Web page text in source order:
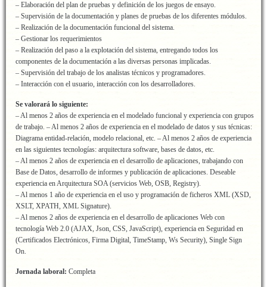
– Elaboración del plan de pruebas y definición de los juegos de ensayo.
– Supervisión de la documentación y planes de pruebas de los diferentes módulos.
– Realización de la documentación funcional del sistema.
– Gestionar los requerimientos
– Realización del paso a la explotación del sistema, entregando todos los
componentes de la documentación a las diversas personas implicadas.
– Supervisión del trabajo de los analistas técnicos y programadores.
– Interacción con el usuario, interacción con los desarrolladores.
Se valorará lo siguiente:
– Al menos 2 años de experiencia en el modelado funcional y experiencia con grupos
de trabajo. – Al menos 2 años de experiencia en el modelado de datos y sus técnicas:
Diagrama entidad-relación, modelo relacional, etc. – Al menos 2 años de experiencia
en las siguientes tecnologías: arquitectura software, bases de datos, etc.
– Al menos 2 años de experiencia en el desarrollo de aplicaciones, trabajando con
Base de Datos, desarrollo de informes y publicación de aplicaciones. Deseable
experiencia en Arquitectura SOA (servicios Web, OSB, Registry).
– Al menos 1 año de experiencia en el uso y programación de ficheros XML (XSD,
XSLT, XPATH, XML Signature).
– Al menos 2 años de experiencia en el desarrollo de aplicaciones Web con
tecnología Web 2.0 (AJAX, Json, CSS, JavaScript), experiencia en Seguridad en
(Certificados Electrónicos, Firma Digital, TimeStamp, Ws Security), Single Sign
On.
Jornada laboral: Completa